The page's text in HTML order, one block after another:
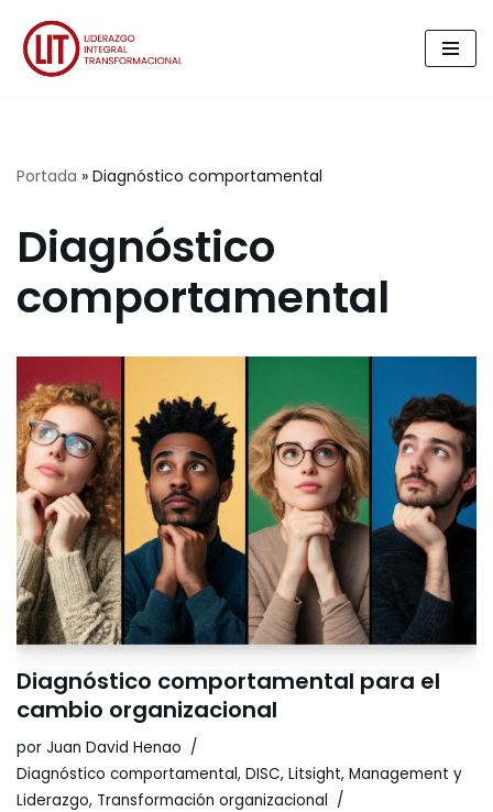
Saltar
Portada » Diagnóstico comportamental
Diagnóstico
comportamental
Diagnóstico comportamental para el
cambio organizacional
por Juan David Henao
Diagnóstico comportamental, DISC, Litsight, Management y
Liderazgo, Transformación organizacional